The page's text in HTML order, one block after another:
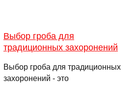
Выбор гроба для
традиционных захоронений
Выбор гроба для традиционных
захоронений - это